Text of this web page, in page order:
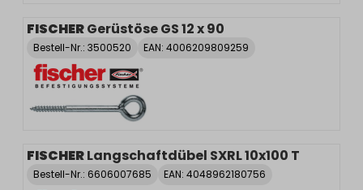
FISCHERGerüstöse GS 12 x 90
Bestell-Nr.: 3500520 EAN: 4006209809259
FISCHERLangschaftdübel SXRL 10x100 T
Bestell-Nr.: 6606007685 EAN: 4048962180756